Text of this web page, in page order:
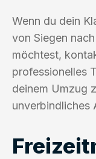
Wenn du dein
von Siegen
möchtest,
professionelles
deinem Umzug
unverbindliches